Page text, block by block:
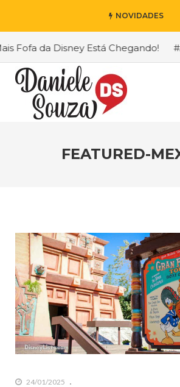
NOVIDADES
da Disney Está Chegando!
FEATURED-
24/01/2025